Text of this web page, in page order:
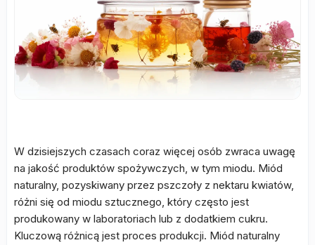
W dzisiejszych czasach coraz więcej osób zwraca uwagę
na jakość produktów spożywczych, w tym miodu. Miód
naturalny, pozyskiwany przez pszczoły z nektaru kwiatów,
różni się od miodu sztucznego, który często jest
produkowany w laboratoriach lub z dodatkiem cukru.
Kluczową różnicą jest proces produkcji. Miód naturalny